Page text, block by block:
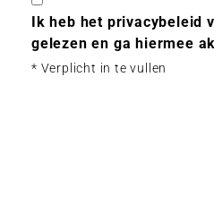
Ik heb het privacybeleid
gelezen en ga hiermee
* Verplicht in te vullen